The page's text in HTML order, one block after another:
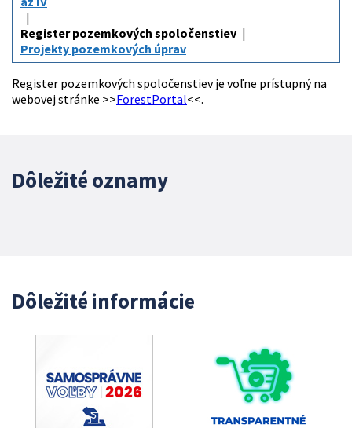
Register pozemkových spoločenstiev
Projekty pozemkových úprav
Register pozemkových spoločenstiev je voľne prístupný na
webovej stránke >>ForestPortal<<.
Dôležité oznamy
Dôležité informácie